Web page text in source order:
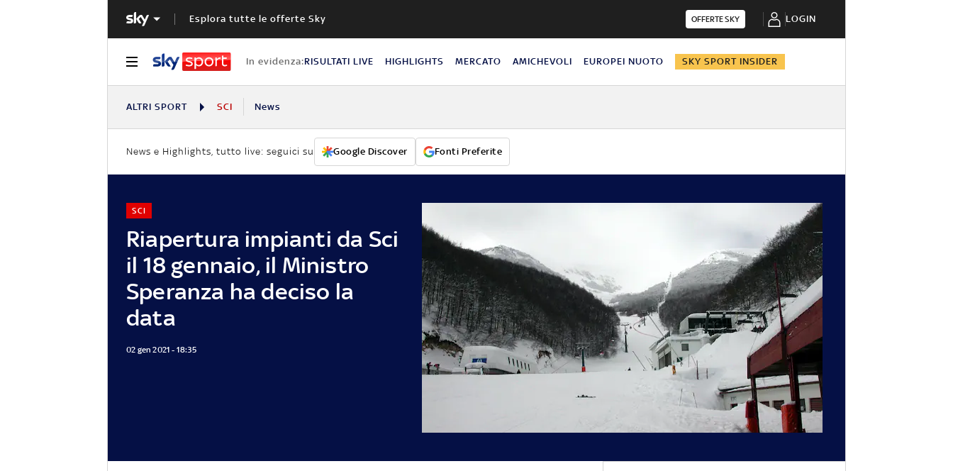
Esplora tutte le offerte Sky OFFERTE SKY LOGIN
In evidenza:RISULTATI LIVE HIGHLIGHTS MERCATO AMICHEVOLI EUROPEI NUOTO SKY SPORT INSIDER
ALTRI SPORT SCI News
News e Highlights, tutto live: seguici su Google Discover Fonti Preferite
Riapertura impianti da Sci
il 18 gennaio, il Ministro
Speranza ha deciso la
data
SCI
02 gen 2021 - 18:35